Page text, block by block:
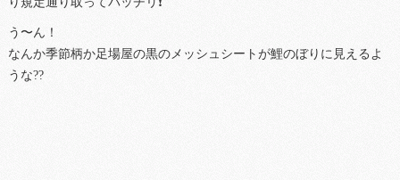
う〜ん！
なんか季節柄か足場屋の黒のメッシュシートが鯉のぼりに見えるよ
うな??